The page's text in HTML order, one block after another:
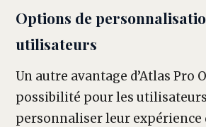
Options de
utilisateurs
Un autre avantage d’Atlas Pro
possibilité pour les
personnaliser leur expérience